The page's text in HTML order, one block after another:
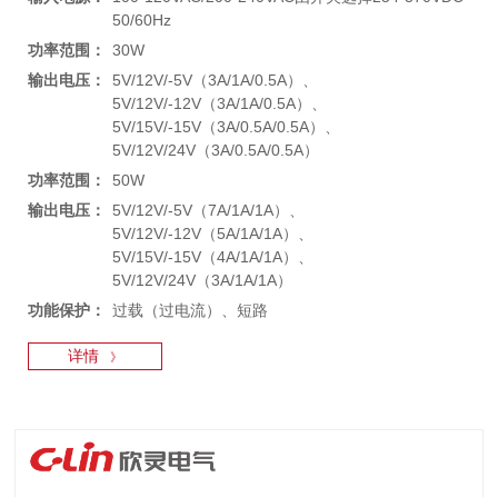
50/60Hz
功率范围：
30W
输出电压：
5V/12V/-5V（3A/1A/0.5A）、
5V/12V/-12V（3A/1A/0.5A）、
5V/15V/-15V（3A/0.5A/0.5A）、
5V/12V/24V（3A/0.5A/0.5A）
功率范围：
50W
输出电压：
5V/12V/-5V（7A/1A/1A）、
5V/12V/-12V（5A/1A/1A）、
5V/15V/-15V（4A/1A/1A）、
5V/12V/24V（3A/1A/1A）
功能保护：
过载（过电流）、短路
详情 》